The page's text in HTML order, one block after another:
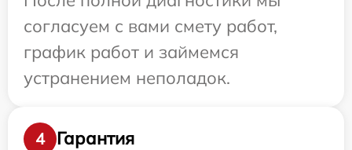
согласуем с вами смету работ,
график работ и займемся
устранением неполадок.
4
Гарантия